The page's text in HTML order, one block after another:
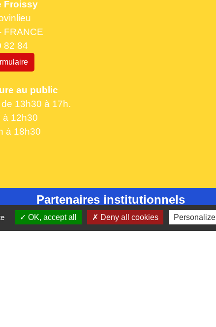
Froissy
FRANCE
82 84
au public
13h30 à 17h.
à 12h30
à 18h30
Partenaires institutionnels
CC Oise Picarde
OK, accept all Deny all cookies Personalize